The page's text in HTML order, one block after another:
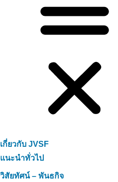
เกี่ยวกับ JVSF
แนะนำทั่วไป
วิสัยทัศน์ – พันธกิจ